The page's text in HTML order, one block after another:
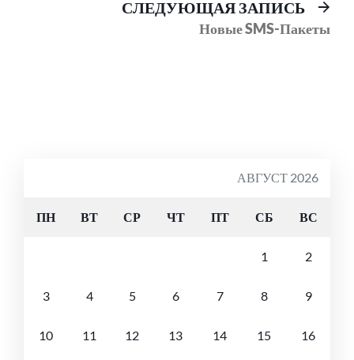
СЛЕДУЮЩАЯ ЗАПИСЬ
Новые SMS-Пакеты
АВГУСТ 2026
ПН ВТ СР ЧТ ПТ СБ ВС
1 2
3 4 5 6 7 8 9
10 11 12 13 14 15 16